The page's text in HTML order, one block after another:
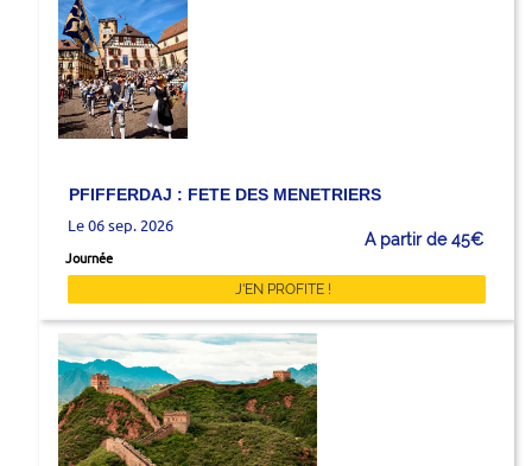
PFIFFERDAJ : FETE DES MENETRIERS
Le 06 sep. 2026
Journée
A partir de 45€
J'EN PROFITE !